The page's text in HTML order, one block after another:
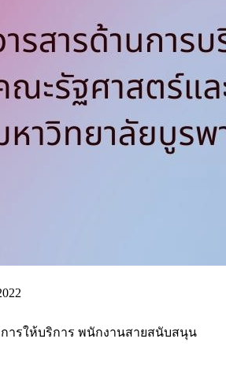
รให้บริการ พนักงานสายสนับสนุน